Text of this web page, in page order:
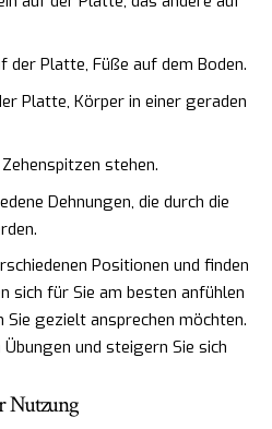
der Platte, Füße auf dem Boden.
Platte, Körper in einer geraden
stehen.
Dehnungen, die durch die
Positionen und finden
sich für Sie am besten anfühlen
gezielt ansprechen möchten.
und steigern Sie sich
Nutzung